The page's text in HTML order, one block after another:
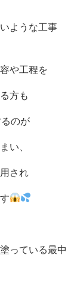
ような工事
や工程を
方も
のが
い、
され
っている最中